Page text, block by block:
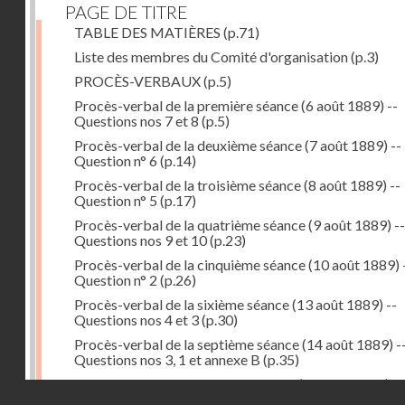
PAGE DE TITRE
TABLE DES MATIÈRES (p.71)
Liste des membres du Comité d'organisation(p.3)
PROCÈS-VERBAUX(p.5)
Procès-verbal de la première séance (6 août 1889) --
Questions nos 7 et 8 (p.5)
Procès-verbal de la deuxième séance (7 août 1889) --
Question n° 6 (p.14)
Procès-verbal de la troisième séance (8 août 1889) --
Question n° 5 (p.17)
Procès-verbal de la quatrième séance (9 août 1889) --
Questions nos 9 et 10(p.23)
Procès-verbal de la cinquième séance (10 août 1889)
Question n° 2 (p.26)
Procès-verbal de la sixième séance (13 août 1889) --
Questions nos 4 et 3(p.30)
Procès-verbal de la septième séance (14 août 1889)
Questions nos 3, 1 et annexe B (p.35)
Procès-verbal de la huitième séance (16 août 1889) --